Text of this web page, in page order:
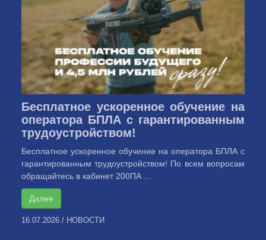
Бесплатное ускоренное обучение на
оператора БПЛА с гарантированным
трудоустройством!
Бесплатное ускоренное обучение на оператора БПЛА с
гарантированным трудоустройством! По всем вопросам
обращайтесь в кабинет 200ПА ...
Далее
16.07.2026 / НОВОСТИ